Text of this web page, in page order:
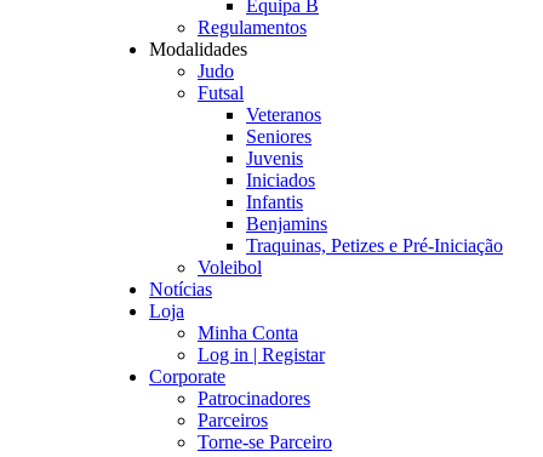
Equipa B
Regulamentos
Modalidades
Judo
Futsal
Veteranos
Seniores
Juvenis
Iniciados
Infantis
Benjamins
Traquinas, Petizes e Pré-Iniciação
Voleibol
Notícias
Loja
Minha Conta
Log in | Registar
Corporate
Patrocinadores
Parceiros
Torne-se Parceiro